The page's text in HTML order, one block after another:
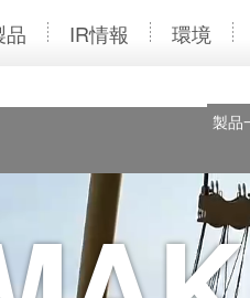
品 IR情報 環境
製品